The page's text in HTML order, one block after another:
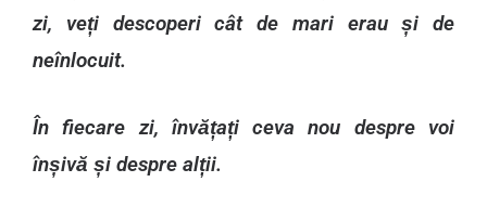
zi, veți descoperi cât de mari erau și de
neînlocuit.
În fiecare zi, învățați ceva nou despre voi
înșivă și despre alții.